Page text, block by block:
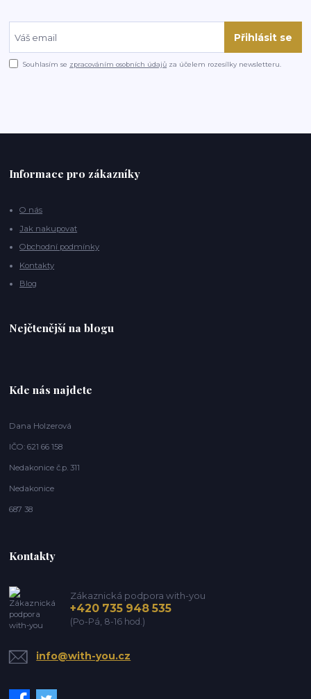
Přihlásit se
Souhlasím se zpracováním osobních údajů za účelem rozesílky newsletteru.
Informace pro zákazníky
O nás
Jak nakupovat
Obchodní podmínky
Kontakty
Blog
Nejčtenější na blogu
Kde nás najdete
Dana Holzerová
IČO: 621 66 158
Nedakonice č.p. 311
Nedakonice
687 38
Kontakty
Zákaznická podpora with-you
+420 735 948 535
(Po-Pá, 8-16 hod.)
info@with-you.cz